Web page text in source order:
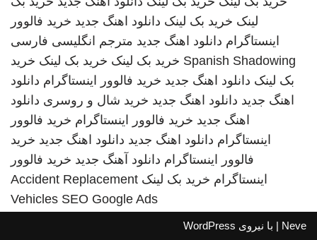
لینک خرید بک لینک دانلود اهنگ جدید خرید فالوور
اینستاگرام دانلود اهنگ جدید مترجم انگلیسی فارسی
Spanish Shadowing خرید بک لینک خرید بک لینک خرید
بک لینک دانلود اهنگ جدید خرید فالوور اینستاگرام دانلود
اهنگ جدید دانلود اهنگ جدید خرید شال و روسری دانلود
اهنگ جدید خرید فالوور اینستاگرام خرید فالوور
اینستاگرام دانلود اهنگ جدید دانلود اهنگ جدید خرید
فالوور اینستاگرام دانلود آهنگ جدید خرید فالوور
اینستاگرام خرید بک لینک Accident Replacement
Vehicles SEO Google Ads
Neve | با نیروی WordPress